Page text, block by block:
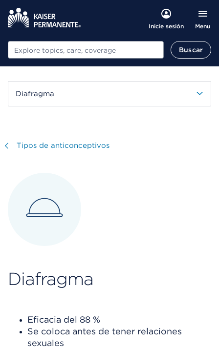
Inicie sesión Menu
Buscar Buscar
Diafragma
Visitar
Tipos de anticonceptivos
Diafragma
Eficacia del 88 %
Se coloca antes de tener relaciones
sexuales